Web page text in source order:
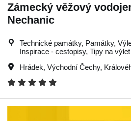
Zámecký věžový
Nechanic
Technické památky, Památky,
Inspirace - cestopisy, Tipy na výlet
Hrádek, Východní Čechy,